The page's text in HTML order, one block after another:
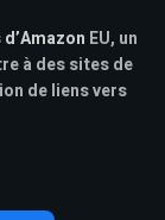
EU, un
à des sites de
de liens vers